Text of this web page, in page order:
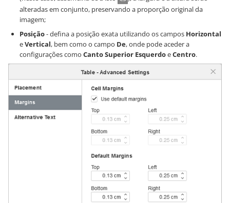
alteradas em conjunto, preservando a proporção original da
imagem;
Posição- defina a posição exata utilizando os campos Horizontal
eVertical, bem como o campo De, onde pode aceder a
configurações como Canto Superior EsquerdoeCentro.